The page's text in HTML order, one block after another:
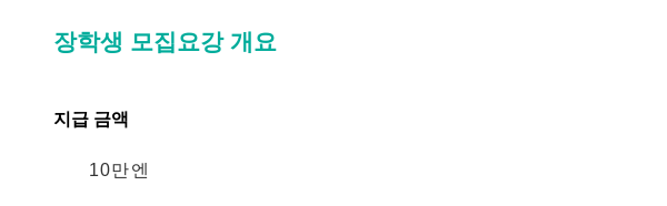
장학생 모집요강 개요
지급 금액
10만엔